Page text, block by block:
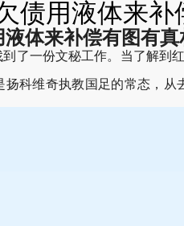
债用液体来
体来补偿有图有真
一份文秘工作。当了解到红
维奇执教国足的常态，从